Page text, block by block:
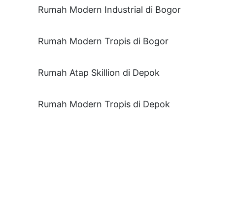
Rumah Modern Industrial di Bogor
Rumah Modern Tropis di Bogor
Rumah Atap Skillion di Depok
Rumah Modern Tropis di Depok